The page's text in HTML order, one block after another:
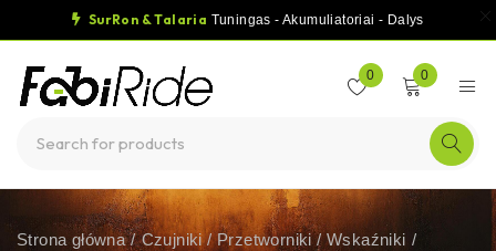
SurRon & Talaria Tuningas - Akumuliatoriai - Dalys
0 0
Strona główna / Czujniki / Przetworniki / Wskaźniki /